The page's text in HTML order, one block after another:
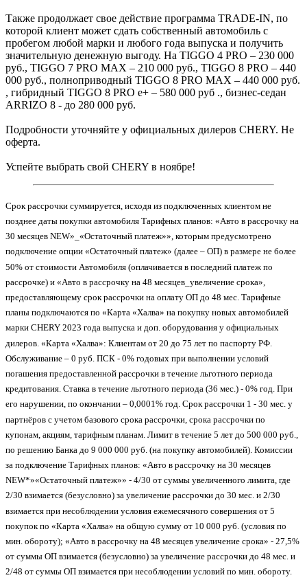
Также продолжает свое действие программа TRADE-IN, по
которой клиент может сдать собственный автомобиль с
пробегом любой марки и любого года выпуска и получить
значительную денежную выгоду. На TIGGO 4 PRO – 230 000
руб., TIGGO 7 PRO MAX – 210 000 руб., TIGGO 8 PRO – 440
000 руб., полноприводный TIGGO 8 PRO MAX – 440 000 руб.
, гибридный TIGGO 8 PRO e+ – 580 000 руб ., бизнес-седан
ARRIZO 8 - до 280 000 руб.
Подробности уточняйте у официальных дилеров CHERY. Не
оферта.
Успейте выбрать свой CHERY в ноябре!
Срок рассрочки суммируется, исходя из подключенных клиентом не
позднее даты покупки автомобиля Тарифных планов: «Авто в рассрочку на
30 месяцев NEW»_«Остаточный платеж»», которым предусмотрено
подключение опции «Остаточный платеж» (далее – ОП) в размере не более
50% от стоимости Автомобиля (оплачивается в последний платеж по
рассрочке) и «Авто в рассрочку на 48 месяцев_увеличение срока»,
предоставляющему срок рассрочки на оплату ОП до 48 мес. Тарифные
планы подключаются по «Карта «Халва» на покупку новых автомобилей
марки CHERY 2023 года выпуска и доп. оборудования у официальных
дилеров. «Карта «Халва»: Клиентам от 20 до 75 лет по паспорту РФ.
Обслуживание – 0 руб. ПСК - 0% годовых при выполнении условий
погашения предоставленной рассрочки в течение льготного периода
кредитования. Ставка в течение льготного периода (36 мес.) - 0% год. При
его нарушении, по окончании – 0,0001% год. Срок рассрочки 1 - 30 мес. у
партнёров с учетом базового срока рассрочки, срока рассрочки по
купонам, акциям, тарифным планам. Лимит в течение 5 лет до 500 000 руб.,
по решению Банка до 9 000 000 руб. (на покупку автомобилей). Комиссии
за подключение Тарифных планов: «Авто в рассрочку на 30 месяцев
NEW*»«Остаточный платеж»» - 4/30 от суммы увеличенного лимита, где
2/30 взимается (безусловно) за увеличение рассрочки до 30 мес. и 2/30
взимается при несоблюдении условия ежемесячного совершения от 5
покупок по «Карта «Халва» на общую сумму от 10 000 руб. (условия по
мин. обороту); «Авто в рассрочку на 48 месяцев увеличение срока» - 27,5%
от суммы ОП взимается (безусловно) за увеличение рассрочки до 48 мес. и
2/48 от суммы ОП взимается при несоблюдении условий по мин. обороту.